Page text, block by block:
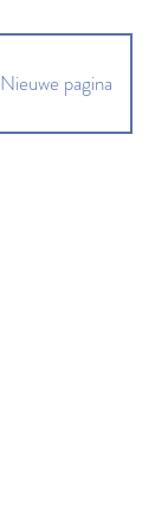
Nieuwe pagina